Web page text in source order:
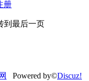
册
到最后一页
Powered by©Discuz!